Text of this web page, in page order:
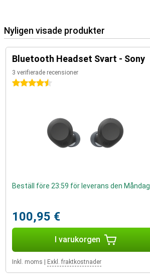
Nyligen visade produkter
Bluetooth Headset Svart - Sony
3 verifierade recensioner
4.5 stjärnor
Beställ före 23:59 för leverans den Måndag
100,95 €
I varukorgen
Inkl. moms Exkl. fraktkostnader